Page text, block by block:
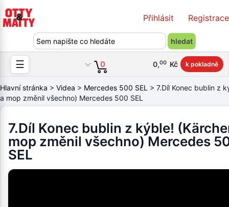
Přihlásit Registrace
☰ 0 0,00 Kč k pokladně
Hlavní stránka > Videa > Mercedes 500 SEL > 7.Díl Konec bublin z
a mop změnil všechno) Mercedes 500 SEL
7.Díl Konec bublin z kýble!
mop změnil všechno) Mercedes
SEL